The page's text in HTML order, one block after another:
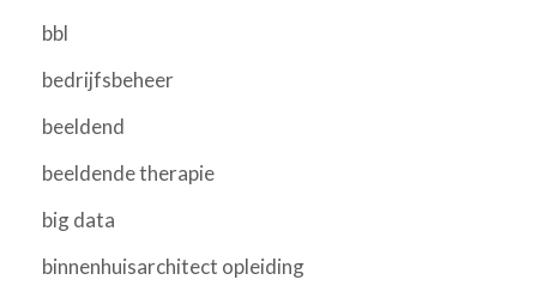
bbl
bedrijfsbeheer
beeldend
beeldende therapie
big data
binnenhuisarchitect opleiding